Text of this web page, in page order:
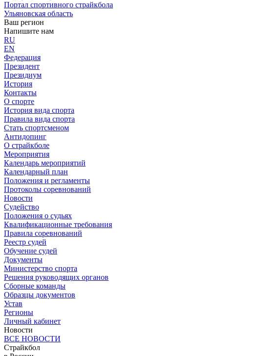
Портал спортивного страйкбола
Ульяновская область
Ваш регион
Напишите нам
RU
EN
Федерация
Президент
Президиум
История
Контакты
О спорте
История вида спорта
Правила вида спорта
Стать спортсменом
Антидопинг
О страйкболе
Мероприятия
Календарь мероприятий
Календарный план
Положения и регламенты
Протоколы соревнований
Новости
Судейство
Положения о судьях
Квалификационные требования
Правила соревнований
Реестр судей
Обучение судей
Документы
Министерство спорта
Решения руководящих органов
Сборные команды
Образцы документов
Устав
Регионы
Личный кабинет
Новости
ВСЕ НОВОСТИ
Страйкбол